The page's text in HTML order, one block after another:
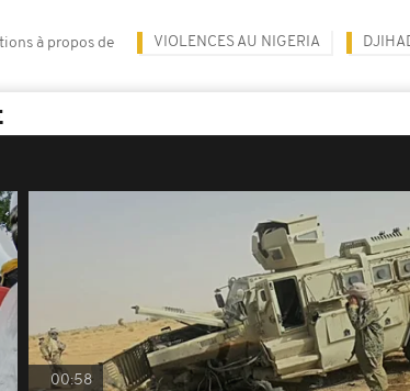
à propos de VIOLENCES AU NIGERIA
00:58